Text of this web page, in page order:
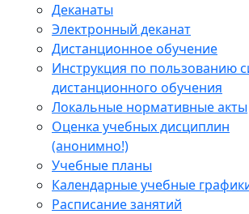
Деканаты
Электронный деканат
Дистанционное обучение
Инструкция по пользованию
дистанционного обучения
Локальные нормативные акты
Оценка учебных дисциплин
(анонимно!)
Учебные планы
Календарные учебные
Расписание занятий